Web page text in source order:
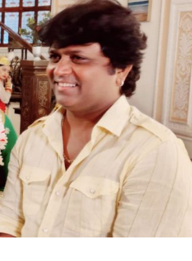
लोकेशन्स पर हो रही है शूटिंग